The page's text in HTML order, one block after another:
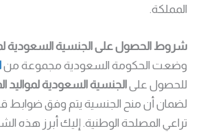
المملكة.
شروط الحصول على الجنسية السعودية
وضعت الحكومة السعودية مجموعة من
للحصول علىالجنسية السعودية لمواليد
لضمان أن منح الجنسية يتم وفق ضوابط
تراعي المصلحة الوطنية. إليك أبرز هذه